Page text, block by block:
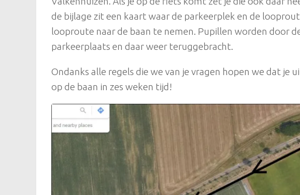
de bijlage zit een kaart waar de parkeerplek en de
looproute naar de baan te nemen. Pupillen worden door
parkeerplaats en daar weer teruggebracht.
Ondanks alle regels die we van je vragen hopen we dat je
op de baan in zes weken tijd!